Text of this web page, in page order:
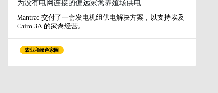
为没有电网连接的偏远家禽养殖场供电
Mantrac 交付了一套发电机组供电解决方案，以支持埃及
Cairo 3A 的家禽经营。
农业和绿色家园